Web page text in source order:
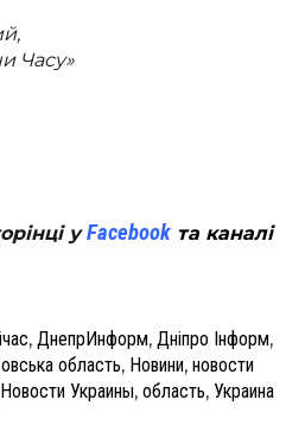
Часу»
уFacebook та каналі
, ДнепрИнформ, Дніпро Інформ,
область, Новини, новости
Новости Украины, область, Украина